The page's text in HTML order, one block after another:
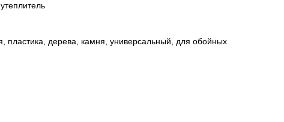
пластика, дерева, камня, универсальный, для обойных